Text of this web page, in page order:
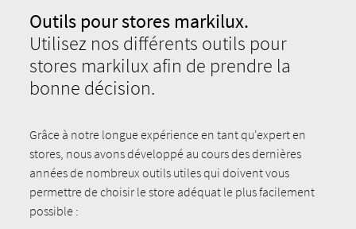
Outils pour stores markilux.
Utilisez nos différents outils pour
stores markilux afin de prendre la
bonne décision.
Grâce à notre longue expérience en tant qu'expert en
stores, nous avons développé au cours des dernières
années de nombreux outils utiles qui doivent vous
permettre de choisir le store adéquat le plus facilement
possible :